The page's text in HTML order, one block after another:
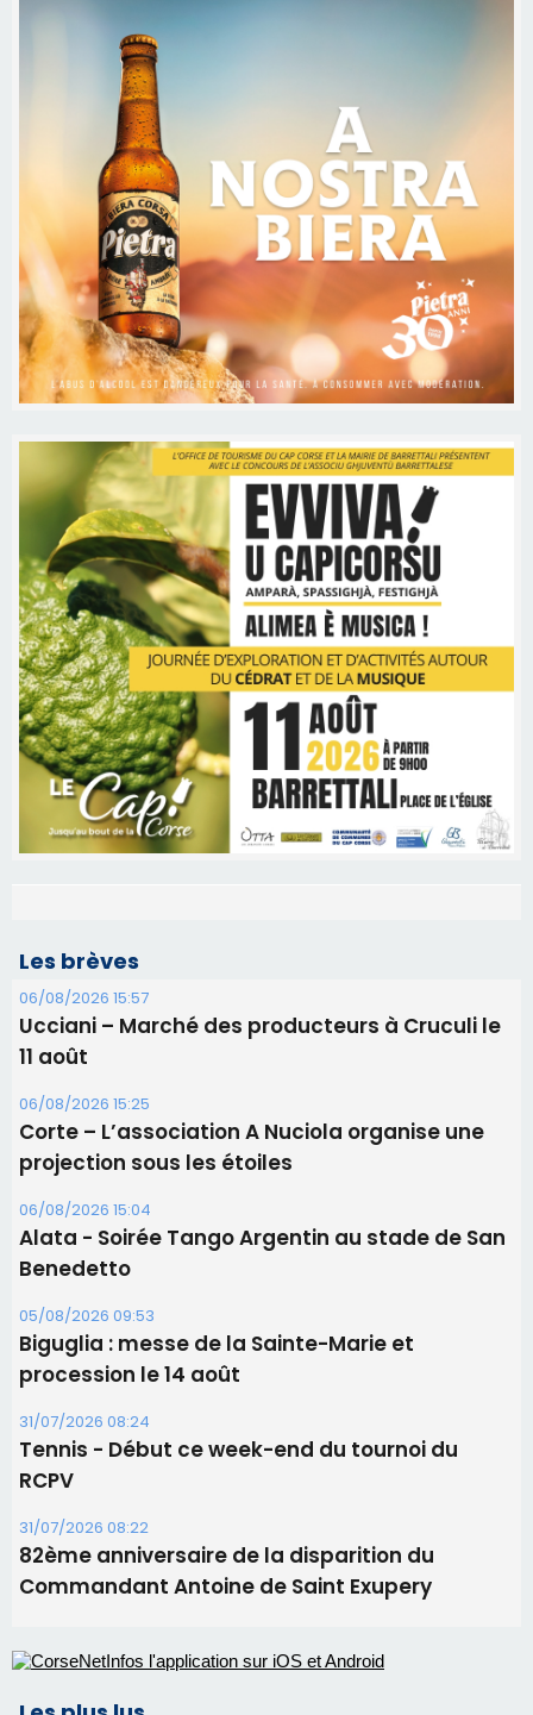
Les brèves
06/08/2026 15:57
Ucciani – Marché des producteurs à Cruculi le
11 août
06/08/2026 15:25
Corte – L’association A Nuciola organise une
projection sous les étoiles
06/08/2026 15:04
Alata - Soirée Tango Argentin au stade de San
Benedetto
05/08/2026 09:53
Biguglia : messe de la Sainte-Marie et
procession le 14 août
Tennis - Début ce week-end du tournoi du
RCPV